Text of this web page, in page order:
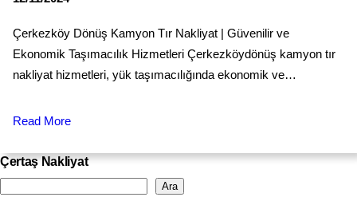
Çerkezköy Dönüş Kamyon Tır Nakliyat | Güvenilir ve
Ekonomik Taşımacılık Hizmetleri Çerkezköydönüş kamyon tır
nakliyat hizmetleri, yük taşımacılığında ekonomik ve…
Read More
Çertaş Nakliyat
Ara